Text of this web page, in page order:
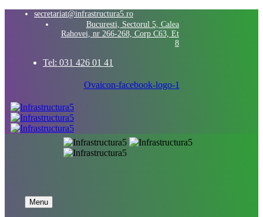
secretariat@infrastructura5.ro
Bucuresti, Sectorul 5, Calea
Rahovei, nr 266-268, Corp C63, Et
8
Tel: 031 426 01 41
Ovaicon-facebook-logo-1
Menu